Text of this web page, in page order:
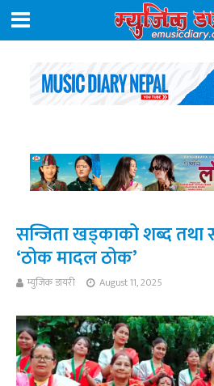
सन्जिता खड्काको शब्द तथा
‘ठोक मादल ठोक’
म्युजिक डायरी August 11, 2025